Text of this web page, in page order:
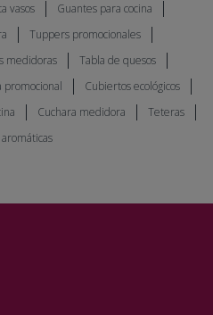
vasos
Guantes para cocina
Tuppers promocionales
medidoras
Tabla de quesos
promocional
Cubiertos ecológicos
Cuchara medidora
Teteras